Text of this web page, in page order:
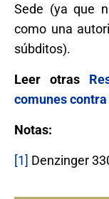
Sede (ya que
como una
súbditos).
Leer otras
comunes
Notas:
[1] Denzinger